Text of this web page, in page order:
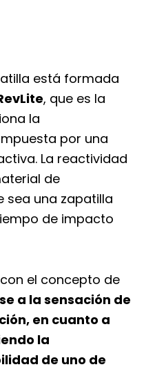
está formada
, que es la
la
por una
La reactividad
de
sea una zapatilla
de impacto
el concepto de
a la sensación de
en cuanto a
la
de uno de